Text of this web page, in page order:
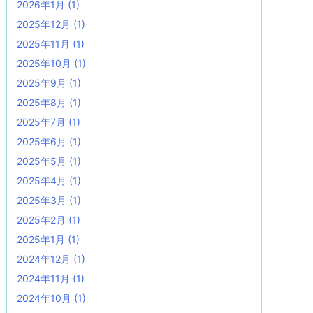
2026年1月 (1)
2025年12月 (1)
2025年11月 (1)
2025年10月 (1)
2025年9月 (1)
2025年8月 (1)
2025年7月 (1)
2025年6月 (1)
2025年5月 (1)
2025年4月 (1)
2025年3月 (1)
2025年2月 (1)
2025年1月 (1)
2024年12月 (1)
2024年11月 (1)
2024年10月 (1)